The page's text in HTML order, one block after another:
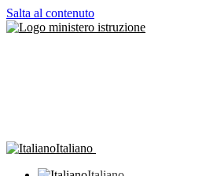
Salta al contenuto
Italiano